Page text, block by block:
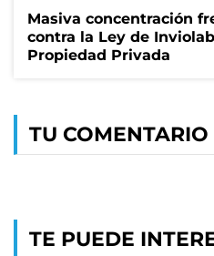
Masiva concentración
contra la Ley de
Propiedad Privada
TU COMENTARIO
TE PUEDE